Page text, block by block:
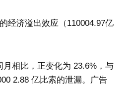
经济溢出效应（110004.97亿
月相比，正变化为 23.6%，与
2.88 亿比索的泄漏。广告